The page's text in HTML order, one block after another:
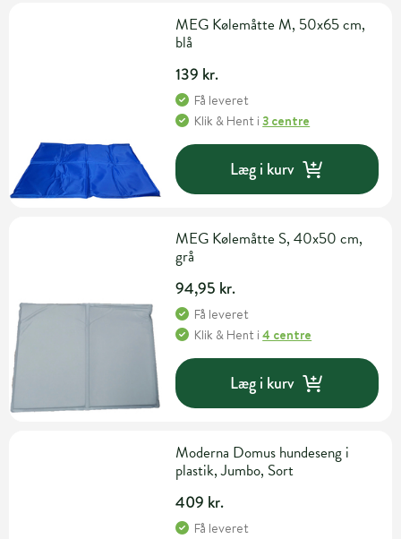
MEG Kølemåtte M, 50x65 cm,
blå
139 kr.
Få leveret
Klik & Hent i3 centre
Læg i kurv
MEG Kølemåtte S, 40x50 cm,
grå
94,95 kr.
Få leveret
Klik & Hent i4 centre
Læg i kurv
Moderna Domus hundeseng i
plastik, Jumbo, Sort
409 kr.
Få leveret